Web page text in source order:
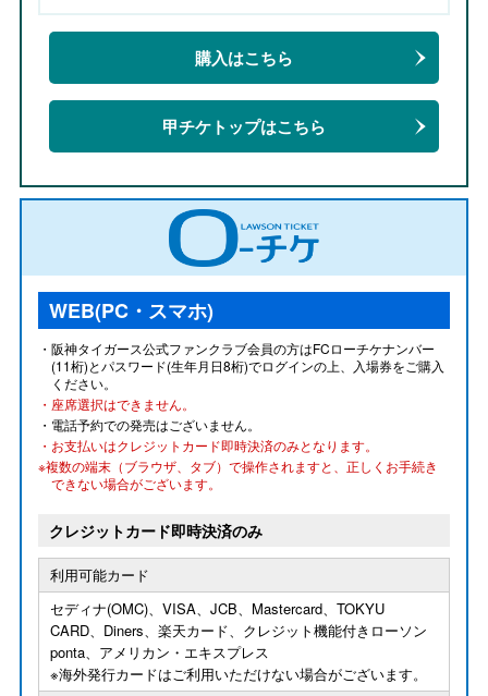
購入はこちら
甲チケトップはこちら
WEB(PC・スマホ)
・阪神タイガース公式ファンクラブ会員の方はFCローチケナンバー
(11桁)とパスワード(生年月日8桁)でログインの上、入場券をご購入
ください。
・座席選択はできません。
・電話予約での発売はございません。
・お支払いはクレジットカード即時決済のみとなります。
※複数の端末（ブラウザ、タブ）で操作されますと、正しくお手続き
できない場合がございます。
クレジットカード即時決済のみ
利用可能カード
セディナ(OMC)、VISA、JCB、Mastercard、TOKYU
CARD、Diners、楽天カード、クレジット機能付きローソン
ponta、アメリカン・エキスプレス
※海外発行カードはご利用いただけない場合がございます。